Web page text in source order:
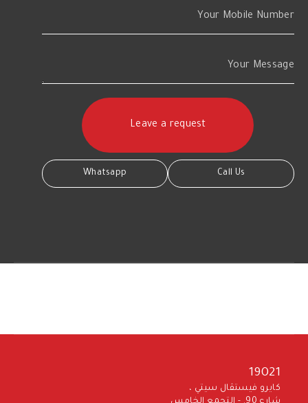
Your Mobile Number
Your Message
Call Us
Whatsapp
19021
كايرو فيستڤال سيتي ،